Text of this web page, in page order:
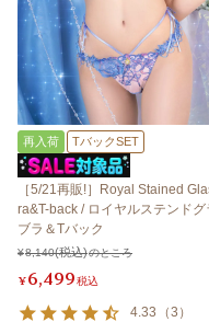
再入荷 TバックSET
［5/21再販!］Royal Stained
ra&T-back / ロイヤルステンドグ
ブラ＆Tバック
¥8,140 のところ
¥6,499税込
4.33 （3 ）